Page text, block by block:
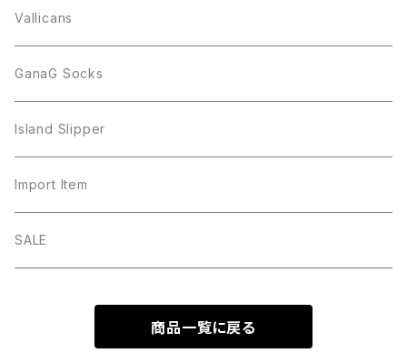
Vallicans
GanaG Socks
Island Slipper
Import Item
SALE
商品一覧に戻る